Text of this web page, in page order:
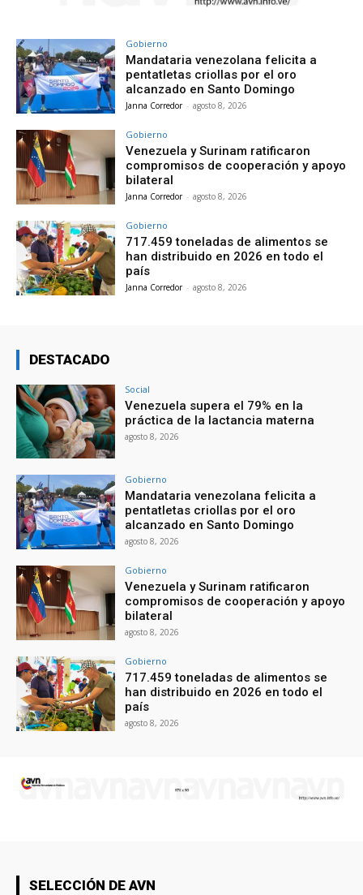
Gobierno
Mandataria venezolana felicita a
pentatletas criollas por el oro
alcanzado en Santo Domingo
Janna Corredor - agosto 8, 2026
Gobierno
Venezuela y Surinam ratificaron
compromisos de cooperación y apoyo
bilateral
Janna Corredor - agosto 8, 2026
Gobierno
717.459 toneladas de alimentos se
han distribuido en 2026 en todo el
país
Janna Corredor - agosto 8, 2026
DESTACADO
Social
Venezuela supera el 79% en la
práctica de la lactancia materna
agosto 8, 2026
Gobierno
Mandataria venezolana felicita a
pentatletas criollas por el oro
alcanzado en Santo Domingo
agosto 8, 2026
Gobierno
Venezuela y Surinam ratificaron
compromisos de cooperación y apoyo
bilateral
agosto 8, 2026
Gobierno
717.459 toneladas de alimentos se
han distribuido en 2026 en todo el
país
agosto 8, 2026
SELECCIÓN DE AVN